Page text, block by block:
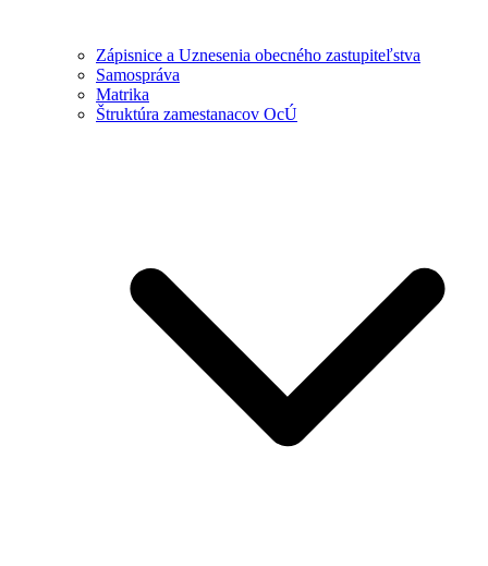
Zápisnice a Uznesenia obecného zastupiteľstva
Samospráva
Matrika
Štruktúra zamestanacov OcÚ